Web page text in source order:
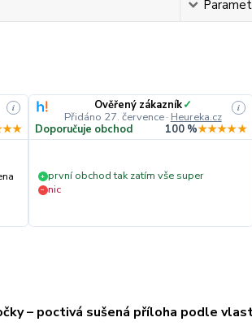
i Ověřený zákazník✓
Přidáno 27. července· Heureka.cz
i
Doporučuje obchod 100 %★★★★★
+ první obchod tak zatím vše super
− nic
– poctivá sušená příloha podle